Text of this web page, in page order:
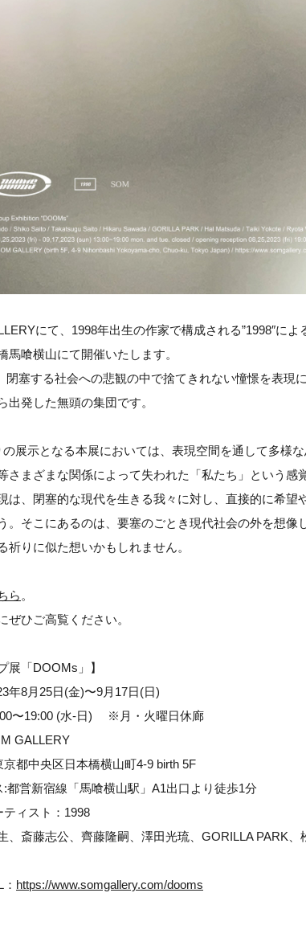
にて、1998年出生の作家で構成される”1998″によ
馬喰横山にて開催いたします。
閉塞する社会への悲観の中で捨てきれない憧憬を表現
出発した無頭の集団です。
の展示となる本展においては、表現空間を通して多様
さまざまな関係によって失われた「私たち」という感
は、閉塞的な現代を生きる我々に対し、直接的に希望
。そこにあるのは、要塞のごとき現代社会の外を想像
祈りに似た想いかもしれません。
ら 。
ぜひご高覧ください。
展「DOOMs」】
年8月25日(金)〜9月17日(日)
〜19:00 (水-日) ※月・火曜日休廊
GALLERY
京都中央区日本橋横山町4-9 birth 5F
:都営新宿線「馬喰横山駅」A1出口より徒歩1分
ティスト：1998
、斎藤志公、齊藤隆嗣、澤田光琉、GORILLA PARK、
https://www.somgallery.com/dooms